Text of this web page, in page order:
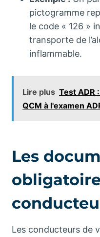
pictogramme
le code « 126 »
transporte de
inflammable.
Lire plus Test ADR
QCM à l'examen
Les
Les conducteurs de